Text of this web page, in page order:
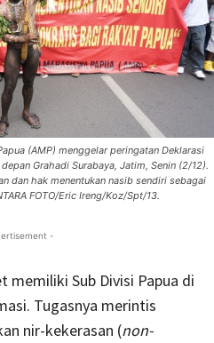
(AMP) menggelar peringatan Deklarasi
Grahadi Surabaya, Jatim, Senin (2/12).
dan hak menentukan nasib sendiri sebagai
FOTO/Eric Ireng/Koz/Spt/13.
-
memiliki Sub Divisi Papua di
Tugasnya merintis
nir-kekerasan (non-